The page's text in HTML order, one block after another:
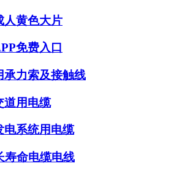
人黄色大片
免费入口
承力索及接触线
道用电缆
电系统用电缆
寿命电缆电线